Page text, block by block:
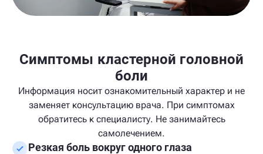
Симптомы кластерной головной
боли
Информация носит ознакомительный характер и не
заменяет консультацию врача. При симптомах
обратитесь к специалисту. Не занимайтесь
самолечением.
Резкая боль вокруг одного глаза